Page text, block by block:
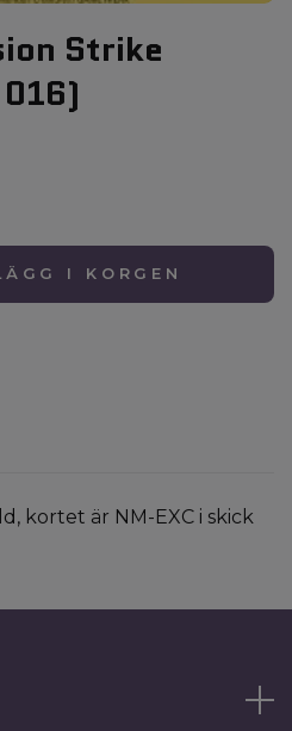
Strike
I KORGEN
kortet är NM-EXC i skick